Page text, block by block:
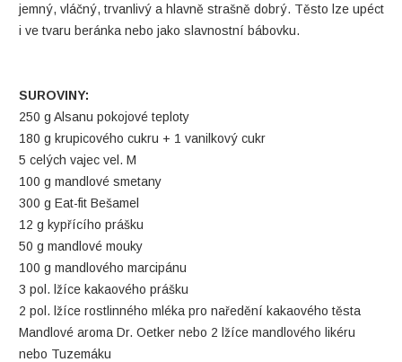
jemný, vláčný, trvanlivý a hlavně strašně dobrý. Těsto lze upéct
i ve tvaru beránka nebo jako slavnostní bábovku.
SUROVINY:
250 g Alsanu pokojové teploty
180 g krupicového cukru + 1 vanilkový cukr
5 celých vajec vel. M
100 g mandlové smetany
300 g Eat-fit Bešamel
12 g kypřícího prášku
50 g mandlové mouky
100 g mandlového marcipánu
3 pol. lžíce kakaového prášku
2 pol. lžíce rostlinného mléka pro naředění kakaového těsta
Mandlové aroma Dr. Oetker nebo 2 lžíce mandlového likéru
nebo Tuzemáku